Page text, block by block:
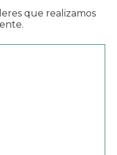
que realizamos